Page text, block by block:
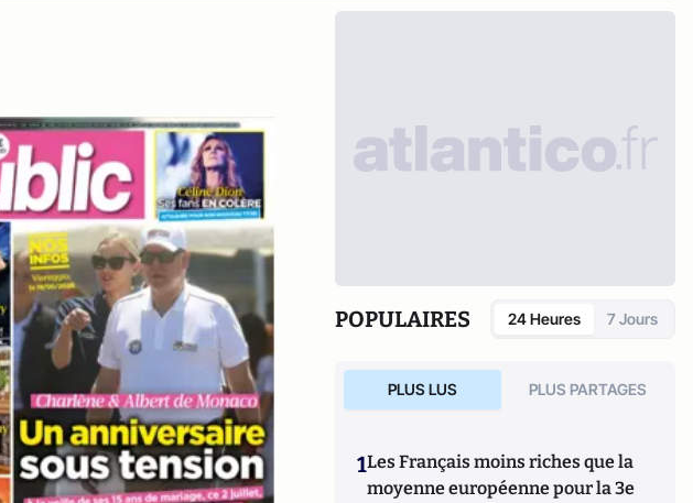
POPULAIRES 24 Heures 7 Jours
PLUS LUS PLUS PARTAGES
1Les Français moins riches que la
moyenne européenne pour la 3e